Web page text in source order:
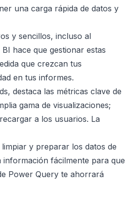
una carga rápida de datos y
y sencillos, incluso al
hace que gestionar estas
que crezcan tus
en tus informes.
destaca las métricas clave de
gama de visualizaciones;
a los usuarios. La
y preparar los datos de
fácilmente para que
Power Query te ahorrará